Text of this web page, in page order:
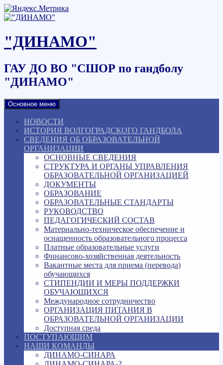
Наверх
"ДИНАМО"
ГАУ ДО ВО "СШОР по гандболу
"ДИНАМО"
Основное меню
НОВОСТИ
ИСТОРИЯ ВОЛГОГРАДСКОГО ГАНДБОЛА
СВЕДЕНИЯ ОБ ОБРАЗОВАТЕЛЬНОЙ
ОРГАНИЗАЦИИ
ОСНОВНЫЕ СВЕДЕНИЯ
СТРУКТУРА И ОРГАНЫ УПРАВЛЕНИЯ
ОБРАЗОВАТЕЛЬНОЙ ОРГАНИЗАЦИЕЙ
ДОКУМЕНТЫ
ОБРАЗОВАНИЕ
ОБРАЗОВАТЕЛЬНЫЕ СТАНДАРТЫ
РУКОВОДСТВО
ПЕДАГОГИЧЕСКИЙ СОСТАВ
Материально-техническое обеспечение и
оснащенность образовательного процесса
Платные образовательные услуги
Финансово-хозяйственная деятельность
Вакантные места для приема (перевода)
обучающихся
СТИПЕНДИИ И МЕРЫ ПОДДЕРЖКИ
ОБУЧАЮЩИХСЯ
Международное сотрудничество
ОРГАНИЗАЦИЯ ПИТАНИЯ В
ОБРАЗОВАТЕЛЬНОЙ ОРГАНИЗАЦИИ
Доступная среда
ПОСТУПАЮЩИМ
НАШИ КОМАНДЫ
ДИНАМО-СИНАРА